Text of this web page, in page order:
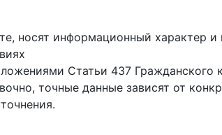
носят информационный характер и
Статьи 437 Гражданского
точные данные зависят от